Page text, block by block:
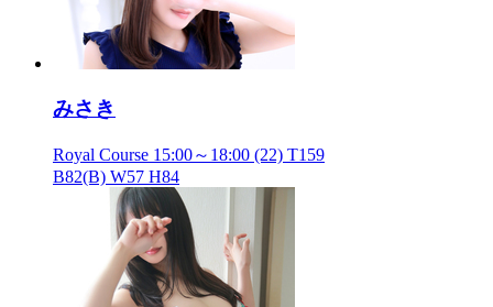
みさき
Royal Course 15:00～18:00 (22) T159
B82(B) W57 H84